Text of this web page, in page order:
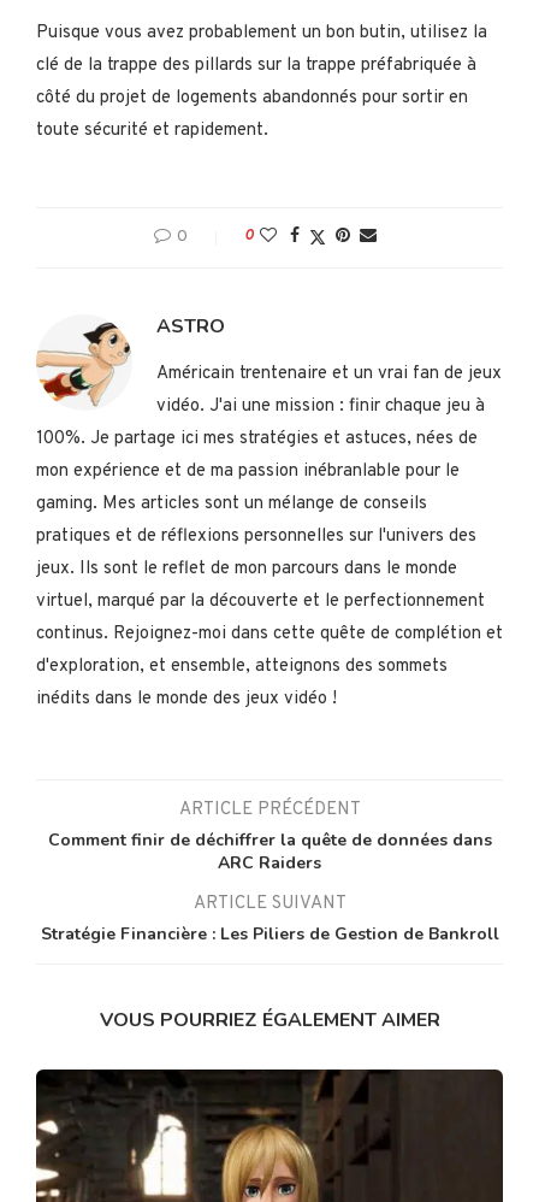
Puisque vous avez probablement un bon butin, utilisez la
clé de la trappe des pillards sur la trappe préfabriquée à
côté du projet de logements abandonnés pour sortir en
toute sécurité et rapidement.
0 0
ASTRO
Américain trentenaire et un vrai fan de jeux
vidéo. J'ai une mission : finir chaque jeu à
100%. Je partage ici mes stratégies et astuces, nées de
mon expérience et de ma passion inébranlable pour le
gaming. Mes articles sont un mélange de conseils
pratiques et de réflexions personnelles sur l'univers des
jeux. Ils sont le reflet de mon parcours dans le monde
virtuel, marqué par la découverte et le perfectionnement
continus. Rejoignez-moi dans cette quête de complétion et
d'exploration, et ensemble, atteignons des sommets
inédits dans le monde des jeux vidéo !
ARTICLE PRÉCÉDENT
Comment finir de déchiffrer la quête de données dans
ARC Raiders
ARTICLE SUIVANT
Stratégie Financière : Les Piliers de Gestion de Bankroll
VOUS POURRIEZ ÉGALEMENT AIMER